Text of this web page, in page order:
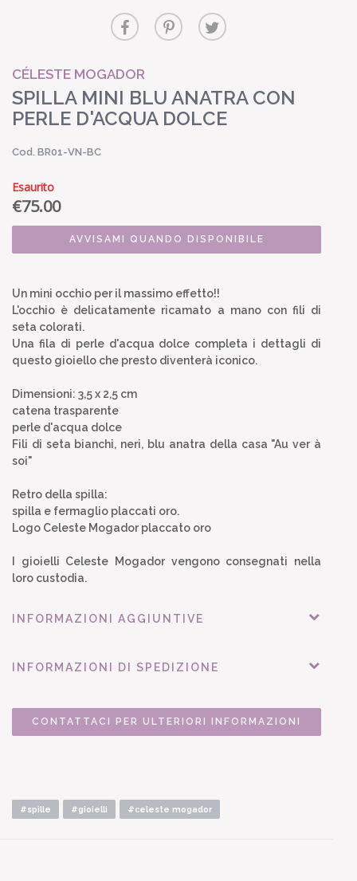
CÉLESTE MOGADOR
SPILLA MINI BLU ANATRA CON
PERLE D'ACQUA DOLCE
Cod. BR01-VN-BC
Esaurito
€75.00
AVVISAMI QUANDO DISPONIBILE
Un mini occhio per il massimo effetto!!
L'occhio è delicatamente ricamato a mano con fili di
seta colorati.
Una fila di perle d'acqua dolce completa i dettagli di
questo gioiello che presto diventerà iconico.
Dimensioni: 3,5 x 2,5 cm
catena trasparente
perle d'acqua dolce
Fili di seta bianchi, neri, blu anatra della casa "Au ver à
soi"
Retro della spilla:
spilla e fermaglio placcati oro.
Logo Celeste Mogador placcato oro
I gioielli Celeste Mogador vengono consegnati nella
loro custodia.
INFORMAZIONI AGGIUNTIVE
INFORMAZIONI DI SPEDIZIONE
CONTATTACI PER ULTERIORI INFORMAZIONI
#spille #gioielli #celeste mogador